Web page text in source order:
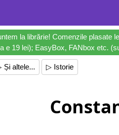
la librărie! Comenzile plasate
e 19 lei); EasyBox, FANbox etc.
Și altele... ▷ Istorie